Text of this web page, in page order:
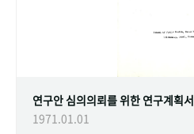
연구안 심의의뢰를 위한 연구계획서
1971.01.01